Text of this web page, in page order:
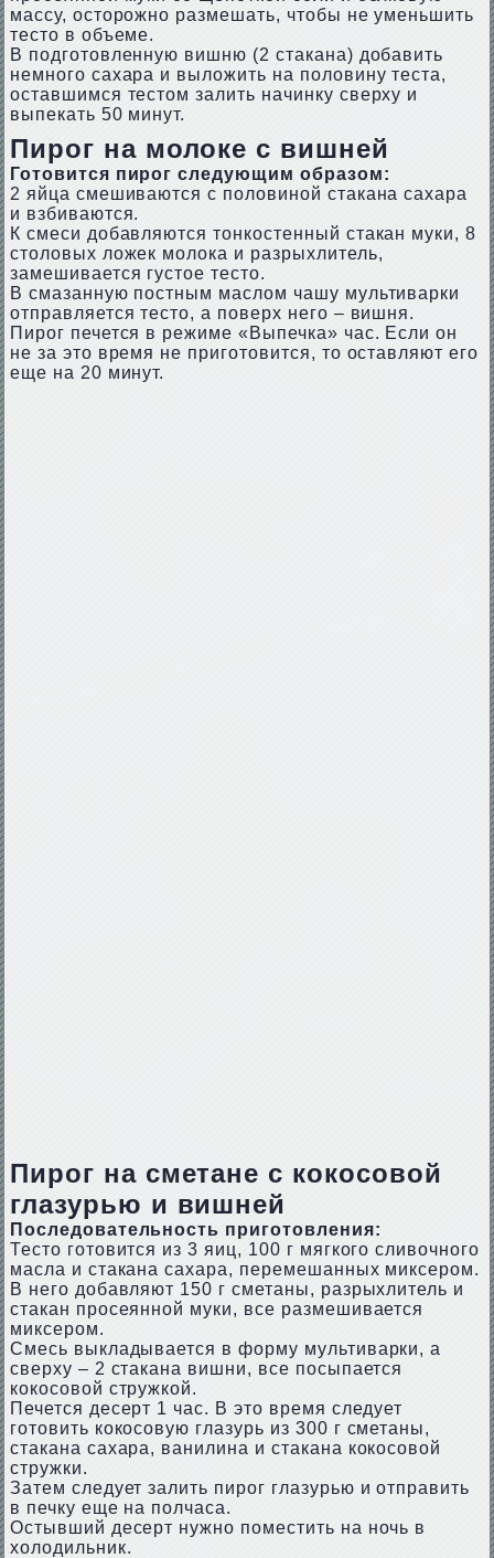
массу, осторожно размешать, чтобы не уменьшить
тесто в объеме.
В подготовленную вишню (2 стакана) добавить
немного сахара и выложить на половину теста,
оставшимся тестом залить начинку сверху и
выпекать 50 минут.
Пирог на молоке с вишней
Готовится пирог следующим образом:
2 яйца смешиваются с половиной стакана сахара
и взбиваются.
К смеси добавляются тонкостенный стакан муки, 8
столовых ложек молока и разрыхлитель,
замешивается густое тесто.
В смазанную постным маслом чашу мультиварки
отправляется тесто, а поверх него – вишня.
Пирог печется в режиме «Выпечка» час. Если он
не за это время не приготовится, то оставляют его
еще на 20 минут.
Пирог на сметане с кокосовой
глазурью и вишней
Последовательность приготовления:
Тесто готовится из 3 яиц, 100 г мягкого сливочного
масла и стакана сахара, перемешанных миксером.
В него добавляют 150 г сметаны, разрыхлитель и
стакан просеянной муки, все размешивается
миксером.
Смесь выкладывается в форму мультиварки, а
сверху – 2 стакана вишни, все посыпается
кокосовой стружкой.
Печется десерт 1 час. В это время следует
готовить кокосовую глазурь из 300 г сметаны,
стакана сахара, ванилина и стакана кокосовой
стружки.
Затем следует залить пирог глазурью и отправить
в печку еще на полчаса.
Остывший десерт нужно поместить на ночь в
холодильник.